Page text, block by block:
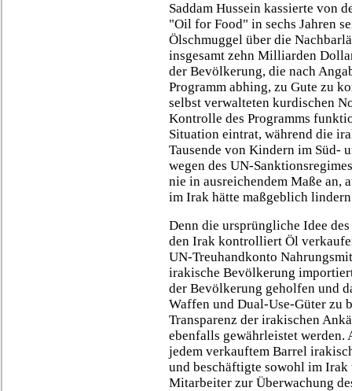
Saddam Hussein kassierte von
"Oil for Food" in sechs Jahren
Ölschmuggel über die
insgesamt zehn Milliarden
der Bevölkerung, die nach
Programm abhing, zu Gute zu
selbst verwalteten kurdischen
Kontrolle des Programms
Situation eintrat, während die
Tausende von Kindern im Süd-
wegen des UN-
nie in ausreichendem Maße an,
im Irak hätte maßgeblich
Denn die ursprüngliche Idee
den Irak kontrolliert Öl
UN-Treuhandkonto
irakische Bevölkerung
der Bevölkerung geholfen und
Waffen und Dual-Use-Güter zu
Transparenz der irakischen
ebenfalls gewährleistet werden.
jedem verkauftem Barrel
und beschäftigte sowohl im
Mitarbeiter zur Überwachung